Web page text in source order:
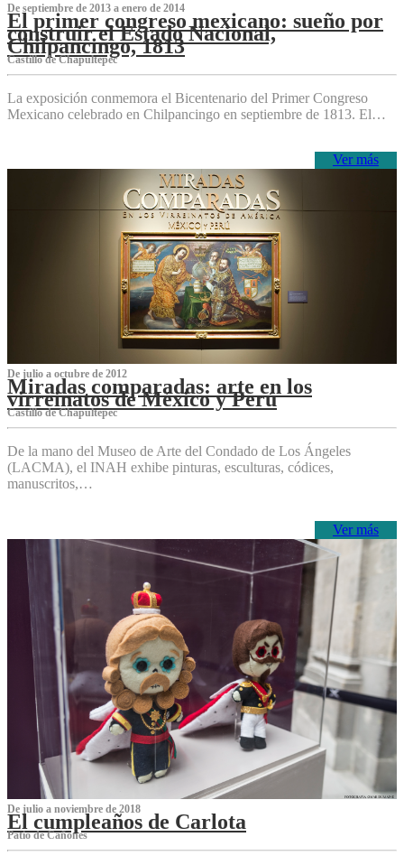
De septiembre de 2013 a enero de 2014
El primer congreso mexicano: sueño por
construir el Estado Nacional,
Chilpancingo, 1813
Castillo de Chapultepec
La exposición conmemora el Bicentenario del Primer Congreso
Mexicano celebrado en Chilpancingo en septiembre de 1813. El…
Ver más
De julio a octubre de 2012
Miradas comparadas: arte en los
virreinatos de México y Perú
Castillo de Chapultepec
De la mano del Museo de Arte del Condado de Los Ángeles
(LACMA), el INAH exhibe pinturas, esculturas, códices,
manuscritos,…
Ver más
De julio a noviembre de 2018
El cumpleaños de Carlota
Patio de Cañones